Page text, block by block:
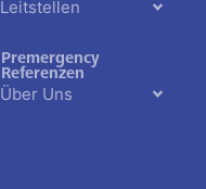
Leitstellen
Premergency
Referenzen
Über Uns